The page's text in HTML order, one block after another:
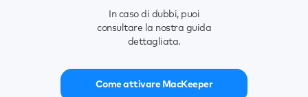
In caso di dubbi, puoi
consultare la nostra guida
dettagliata.
Come attivare MacKeeper